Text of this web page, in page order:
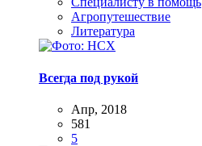
Агропутешествие
Литература
Всегда под рукой
Апр, 2018
581
5